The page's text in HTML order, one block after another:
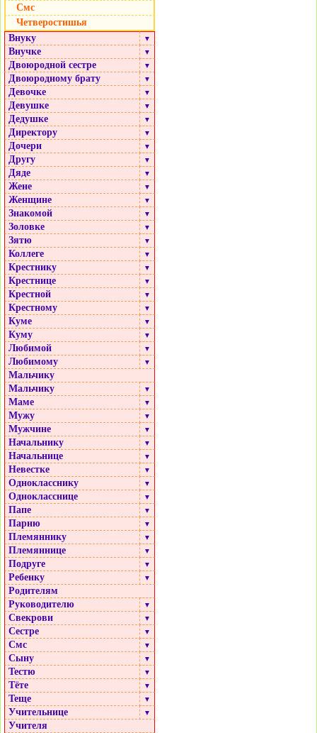
Cмс
Четверостишья
Внуку
▼
Внучке ▼
Двоюродной сестре ▼
Двоюродному брату ▼
Девочке ▼
Девушке ▼
Дедушке ▼
Директору ▼
Дочери ▼
Другу ▼
Дяде ▼
Жене ▼
Женщине ▼
Знакомой ▼
Золовке ▼
Зятю ▼
Коллеге ▼
Крестнику ▼
Крестнице ▼
Крестной ▼
Крестному ▼
Куме ▼
Куму ▼
Любимой ▼
Любимому ▼
Мальчику
Мальчику
▼
Маме ▼
Мужу ▼
Мужчине ▼
Начальнику ▼
Начальнице ▼
Невестке ▼
Однокласснику ▼
Однокласснице ▼
Папе ▼
Парню ▼
Племяннику ▼
Племяннице ▼
Подруге ▼
Ребенку ▼
Родителям
Руководителю
▼
Свекрови ▼
Сестре ▼
Смс ▼
Сыну ▼
Тестю ▼
Тёте ▼
Теще ▼
Учительнице ▼
Учителя